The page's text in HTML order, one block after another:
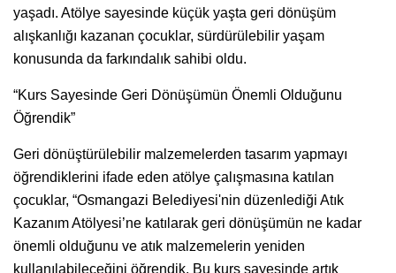
yaşadı. Atölye sayesinde küçük yaşta geri dönüşüm
alışkanlığı kazanan çocuklar, sürdürülebilir yaşam
konusunda da farkındalık sahibi oldu.
“Kurs Sayesinde Geri Dönüşümün Önemli Olduğunu
Öğrendik”
Geri dönüştürülebilir malzemelerden tasarım yapmayı
öğrendiklerini ifade eden atölye çalışmasına katılan
çocuklar, “Osmangazi Belediyesi'nin düzenlediği Atık
Kazanım Atölyesi’ne katılarak geri dönüşümün ne kadar
önemli olduğunu ve atık malzemelerin yeniden
kullanılabileceğini öğrendik. Bu kurs sayesinde artık